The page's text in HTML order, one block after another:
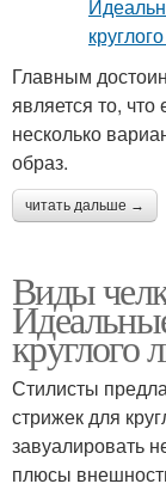
Главным
является то,
несколько
образ.
читать дальше →
Виды
круглого
Стилисты
стрижек для
завуалировать
плюсы